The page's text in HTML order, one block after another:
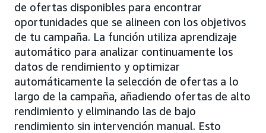
de ofertas disponibles para encontrar
oportunidades que se alineen con los objetivos
de tu campaña. La función utiliza aprendizaje
automático para analizar continuamente los
datos de rendimiento y optimizar
automáticamente la selección de ofertas a lo
largo de la campaña, añadiendo ofertas de alto
rendimiento y eliminando las de bajo
rendimiento sin intervención manual. Esto